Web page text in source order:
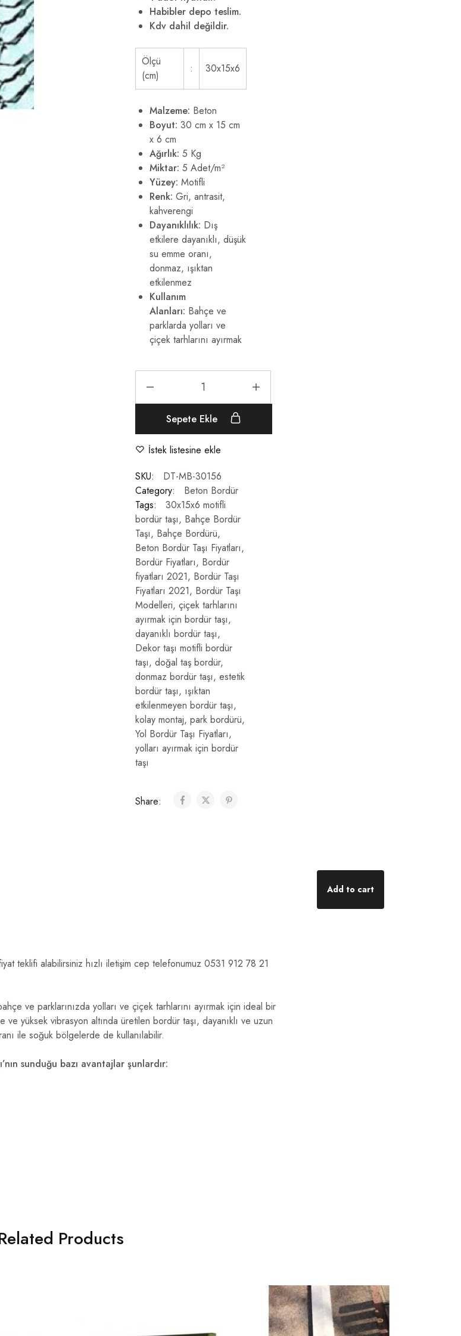
Habibler depo teslim.
Kdv dahil değildir.
Ölçü
(cm)
: 30x15x6
Malzeme: Beton
Boyut: 30 cm x 15 cm
x 6 cm
Ağırlık: 5 Kg
Miktar: 5 Adet/m²
Yüzey: Motifli
Renk: Gri, antrasit,
kahverengi
Dayanıklılık: Dış
etkilere dayanıklı, düşük
su emme oranı,
donmaz, ışıktan
etkilenmez
Kullanım
Alanları: Bahçe ve
parklarda yolları ve
çiçek tarhlarını ayırmak
Sepete Ekle
İstek listesine ekle
SKU:
DT-MB-30156
Category:
Beton Bordür
Tags:
30x15x6 motifli
bordür taşı, Bahçe Bordür
Taşı, Bahçe Bordürü,
Beton Bordür Taşı Fiyatları,
Bordür Fiyatları, Bordür
fiyatları 2021, Bordür Taşı
Fiyatları 2021, Bordür Taşı
Modelleri, çiçek tarhlarını
ayırmak için bordür taşı,
dayanıklı bordür taşı,
Dekor taşı motifli bordür
taşı, doğal taş bordür,
donmaz bordür taşı, estetik
bordür taşı, ışıktan
etkilenmeyen bordür taşı,
kolay montaj, park bordürü,
Yol Bordür Taşı Fiyatları,
yolları ayırmak için bordür
taşı
Share:
Add to cart
teklifi alabilirsiniz hızlı iletişim cep telefonumuz 0531 912 78 21
ve parklarınızda yolları ve çiçek tarhlarını ayırmak için ideal bir
yüksek vibrasyon altında üretilen bordür taşı, dayanıklı ve uzun
ile soğuk bölgelerde de kullanılabilir.
sunduğu bazı avantajlar şunlardır:
Products